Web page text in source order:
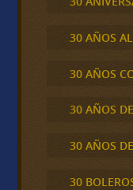
30 AÑOS
30 AÑOS
30 AÑOS
30 AÑOS
30